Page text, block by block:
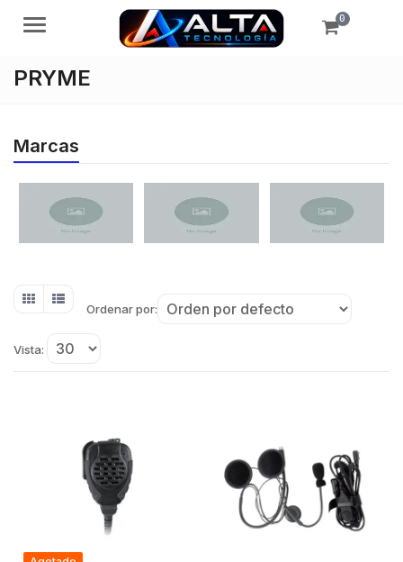
Menú 0
PRYME
Marcas
Ordenar por:
Vista: